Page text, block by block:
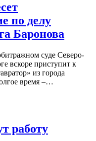
по делу
Баронова
суде Северо-
вскоре приступит к
из города
время –…
работу